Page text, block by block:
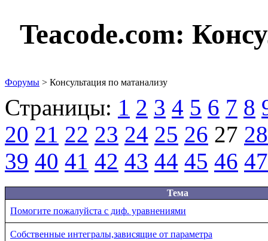
Teacode.com:
Форумы > Консультация по матанализу
Страницы: 1 2 3 4 5 6 7 8
20 21 22 23 24 25 26 27 28
39 40 41 42 43 44 45 46 47
Тема
Помогите пожалуйста с диф. уравнениями
Собственные интегралы,зависящие от параметра